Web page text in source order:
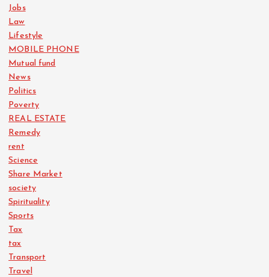
Jobs
Law
Lifestyle
MOBILE PHONE
Mutual fund
News
Politics
Poverty
REAL ESTATE
Remedy
rent
Science
Share Market
society
Spirituality
Sports
Tax
tax
Transport
Travel